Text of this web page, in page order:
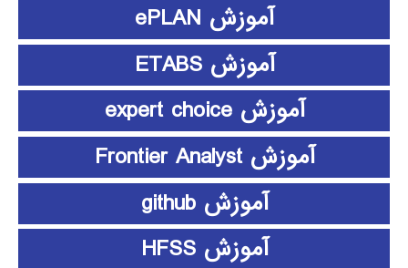
آموزش ePLAN
آموزش ETABS
آموزش expert choice
آموزش Frontier Analyst
آموزش github
آموزش HFSS